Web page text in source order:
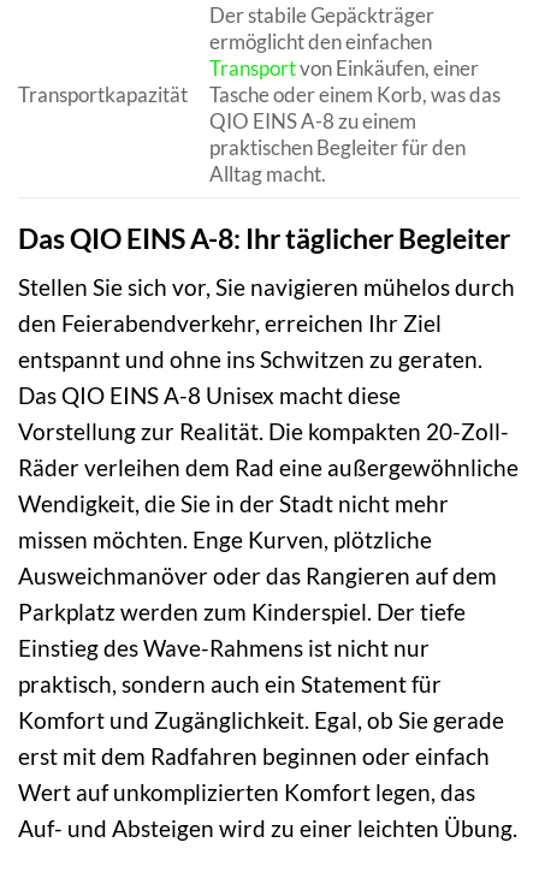
Transportkapazität
Der stabile Gepäckträger
ermöglicht den einfachen
Transportvon Einkäufen, einer
Tasche oder einem Korb, was das
QIO EINS A-8 zu einem
praktischen Begleiter für den
Alltag macht.
Das QIO EINS A-8: Ihr täglicher Begleiter
Stellen Sie sich vor, Sie navigieren mühelos durch
den Feierabendverkehr, erreichen Ihr Ziel
entspannt und ohne ins Schwitzen zu geraten.
Das QIO EINS A-8 Unisex macht diese
Vorstellung zur Realität. Die kompakten 20-Zoll-
Räder verleihen dem Rad eine außergewöhnliche
Wendigkeit, die Sie in der Stadt nicht mehr
missen möchten. Enge Kurven, plötzliche
Ausweichmanöver oder das Rangieren auf dem
Parkplatz werden zum Kinderspiel. Der tiefe
Einstieg des Wave-Rahmens ist nicht nur
praktisch, sondern auch ein Statement für
Komfort und Zugänglichkeit. Egal, ob Sie gerade
erst mit dem Radfahren beginnen oder einfach
Wert auf unkomplizierten Komfort legen, das
Auf- und Absteigen wird zu einer leichten Übung.